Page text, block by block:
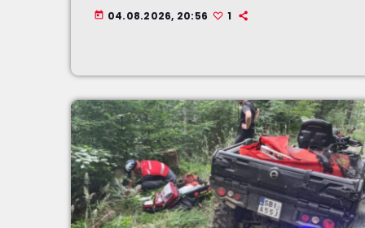
today 04.08.2026, 20:56 1